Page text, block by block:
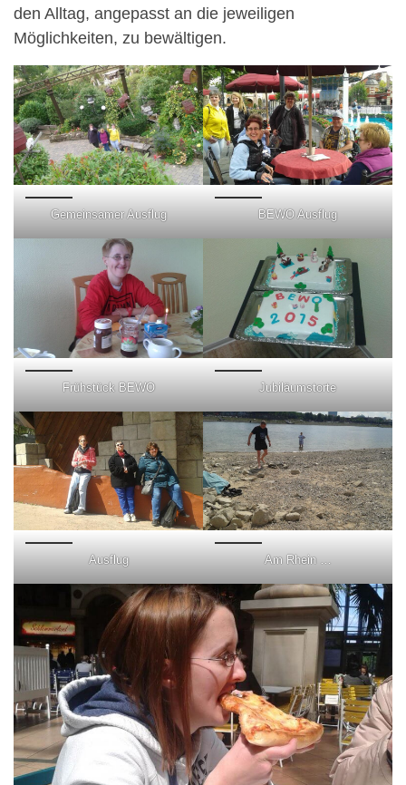
den Alltag, angepasst an die jeweiligen
Möglichkeiten, zu bewältigen.
Gemeinsamer Ausflug BEWO Ausflug
Frühstück BEWO Jubiläumstorte
Ausflug Am Rhein …